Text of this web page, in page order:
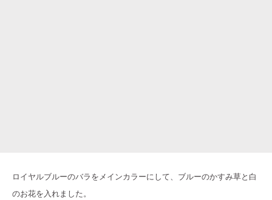
ロイヤルブルーのバラをメインカラーにして、ブルーのかすみ草と白
のお花を入れました。